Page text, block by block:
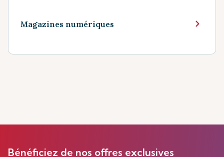
Magazines numériques
Bénéficiez de nos offres exclusives